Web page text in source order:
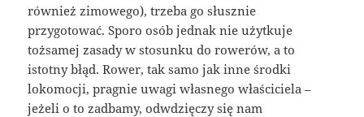
również zimowego), trzeba go słusznie
przygotować. Sporo osób jednak nie użytkuje
tożsamej zasady w stosunku do rowerów, a to
istotny błąd. Rower, tak samo jak inne środki
lokomocji, pragnie uwagi własnego właściciela –
jeżeli o to zadbamy, odwdzięczy się nam